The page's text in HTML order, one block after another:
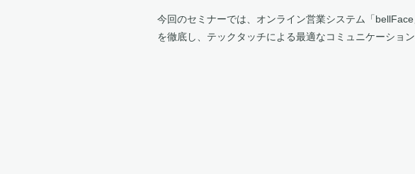
今回のセミナーでは、オンライン営業システム「
を徹底し、テックタッチによる最適なコミュニケーショ